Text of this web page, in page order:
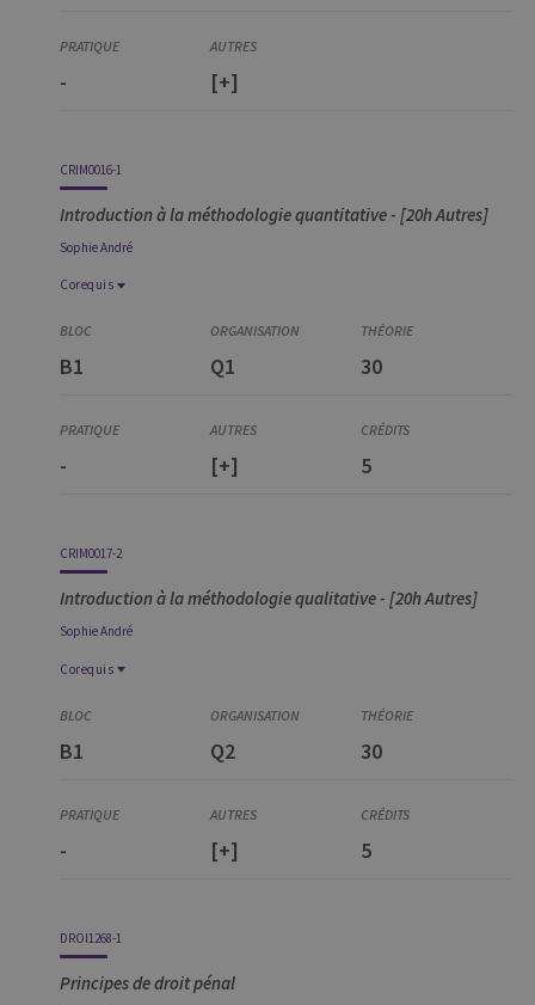
- [+]
CRIM0016-1
Introduction à la méthodologie quantitative - [20h Autres]
SophieAndré
Corequis
Corequis
Démarches de recherche en criminologie
B1 Q1 30
- [+] 5
CRIM0017-2
Introduction à la méthodologie qualitative - [20h Autres]
SophieAndré
Corequis
Démarches de recherche en criminologie
B1 Q2 30
- [+] 5
DROI1268-1
Principes de droit pénal